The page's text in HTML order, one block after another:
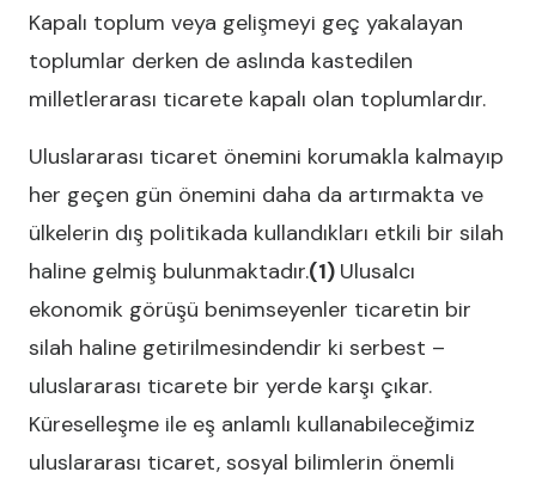
Kapalı toplum veya gelişmeyi geç yakalayan
toplumlar derken de aslında kastedilen
milletlerarası ticarete kapalı olan toplumlardır.
Uluslararası ticaret önemini korumakla kalmayıp
her geçen gün önemini daha da artırmakta ve
ülkelerin dış politikada kullandıkları etkili bir silah
haline gelmiş bulunmaktadır.(1) Ulusalcı
ekonomik görüşü benimseyenler ticaretin bir
silah haline getirilmesindendir ki serbest –
uluslararası ticarete bir yerde karşı çıkar.
Küreselleşme ile eş anlamlı kullanabileceğimiz
uluslararası ticaret, sosyal bilimlerin önemli